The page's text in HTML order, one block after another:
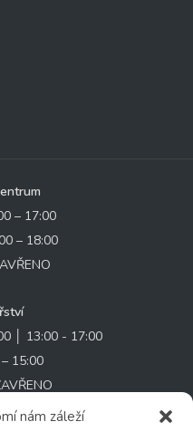
nám záleží
– 17:00
– 18:00
│ 13:00 - 17:00
15:00